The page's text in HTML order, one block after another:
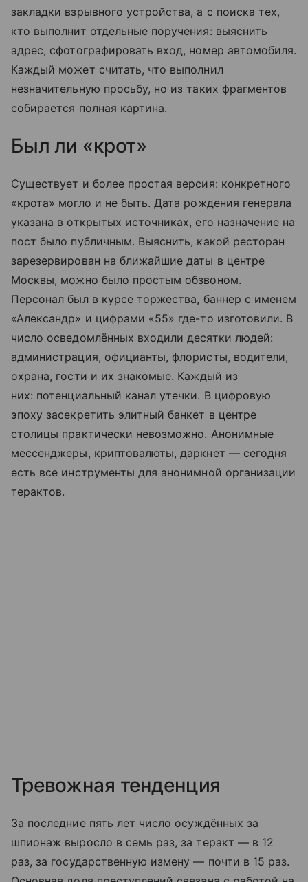
закладки взрывного устройства, а с поиска тех,
кто выполнит отдельные поручения: выяснить
адрес, сфотографировать вход, номер автомобиля.
Каждый может считать, что выполнил
незначительную просьбу, но из таких фрагментов
собирается полная картина.
Был ли «крот»
Существует и более простая версия: конкретного
«крота» могло и не быть. Дата рождения генерала
указана в открытых источниках, его назначение на
пост было публичным. Выяснить, какой ресторан
зарезервирован на ближайшие даты в центре
Москвы, можно было простым обзвоном.
Персонал был в курсе торжества, баннер с именем
«Александр» и цифрами «55» где-то изготовили. В
число осведомлённых входили десятки людей:
администрация, официанты, флористы, водители,
охрана, гости и их знакомые. Каждый из
них: потенциальный канал утечки. В цифровую
эпоху засекретить элитный банкет в центре
столицы практически невозможно. Анонимные
мессенджеры, криптовалюты, даркнет — сегодня
есть все инструменты для анонимной организации
терактов.
Тревожная тенденция
За последние пять лет число осуждённых за
шпионаж выросло в семь раз, за теракт — в 12
раз, за государственную измену — почти в 15 раз.